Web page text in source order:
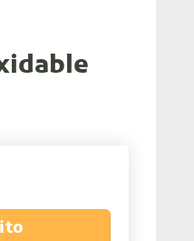
inoxidable cantidad